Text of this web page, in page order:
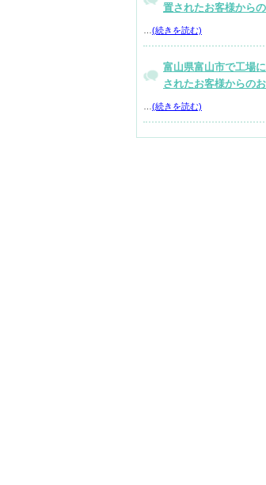
置されたお客様から
(続きを読む)
富山県富山市で工場
されたお客様からの
(続きを読む)